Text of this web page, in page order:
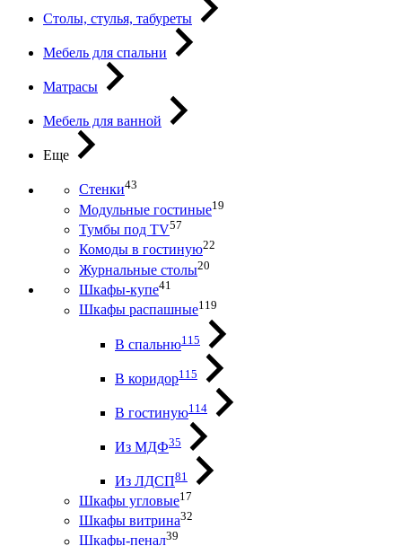
Столы, стулья, табуреты
Мебель для спальни
Матрасы
Мебель для ванной
Еще
Стенки43
Модульные гостиные19
Тумбы под ТV57
Комоды в гостиную22
Журнальные столы20
Шкафы-купе41
Шкафы распашные119
В спальню115
В коридор115
В гостиную114
Из МДФ35
Из ЛДСП81
Шкафы угловые17
Шкафы витрина32
Шкафы-пенал39